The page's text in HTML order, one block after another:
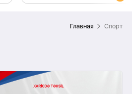
Главная Спорт